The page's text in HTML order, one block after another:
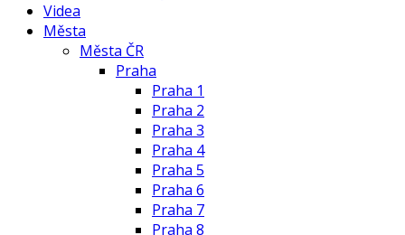
Videa
Města
Města ČR
Praha
Praha 1
Praha 2
Praha 3
Praha 4
Praha 5
Praha 6
Praha 7
Praha 8